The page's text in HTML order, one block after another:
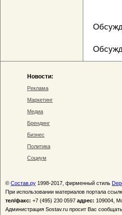
Новости:
Реклама
Маркетинг
Медиа
Брендинг
Бизнес
Политика
Социум
© Состав.ру 1998-2017, фирменный стиль
При использовании материалов портала
тел/факс: +7 (495) 230 0597 адрес: 109004,
Администрация Sostav.ru просит Вас